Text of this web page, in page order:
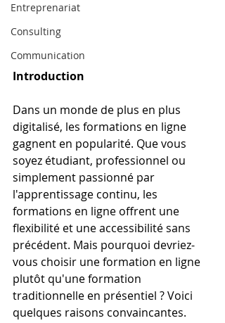
Entreprenariat
Consulting
Communication
Introduction
Dans un monde de plus en plus
digitalisé, les formations en ligne
gagnent en popularité. Que vous
soyez étudiant, professionnel ou
simplement passionné par
l'apprentissage continu, les
formations en ligne offrent une
flexibilité et une accessibilité sans
précédent. Mais pourquoi devriez-
vous choisir une formation en ligne
plutôt qu'une formation
traditionnelle en présentiel ? Voici
quelques raisons convaincantes.